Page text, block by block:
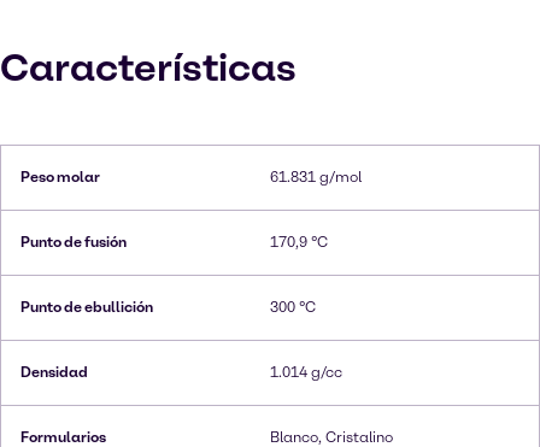
Características
Peso molar 61.831 g/mol
Punto de fusión 170,9 °C
Punto de ebullición 300 °C
Densidad 1.014 g/cc
Formularios Blanco, Cristalino